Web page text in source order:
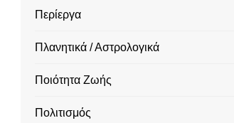
Περίεργα
Πλανητικά / Αστρολογικά
Ποιότητα Ζωής
Πολιτισμός